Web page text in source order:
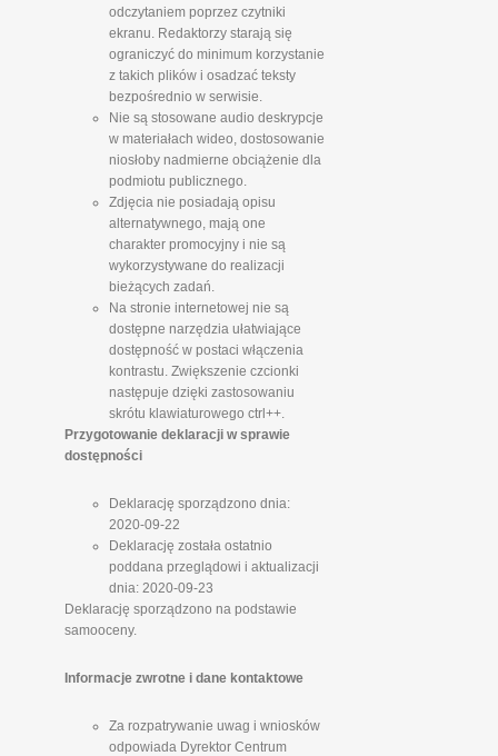
odczytaniem poprzez czytniki
ekranu. Redaktorzy starają się
ograniczyć do minimum korzystanie
z takich plików i osadzać teksty
bezpośrednio w serwisie.
Nie są stosowane audio deskrypcje
w materiałach wideo, dostosowanie
niosłoby nadmierne obciążenie dla
podmiotu publicznego.
Zdjęcia nie posiadają opisu
alternatywnego, mają one
charakter promocyjny i nie są
wykorzystywane do realizacji
bieżących zadań.
Na stronie internetowej nie są
dostępne narzędzia ułatwiające
dostępność w postaci włączenia
kontrastu. Zwiększenie czcionki
następuje dzięki zastosowaniu
skrótu klawiaturowego ctrl++.
Przygotowanie deklaracji w sprawie
dostępności
Deklarację sporządzono dnia:
2020-09-22
Deklarację została ostatnio
poddana przeglądowi i aktualizacji
dnia: 2020-09-23
Deklarację sporządzono na podstawie
samooceny.
Informacje zwrotne i dane kontaktowe
Za rozpatrywanie uwag i wniosków
odpowiada Dyrektor Centrum